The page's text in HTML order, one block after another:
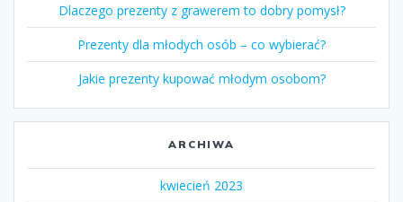
Dlaczego prezenty z grawerem to dobry pomysł?
Prezenty dla młodych osób – co wybierać?
Jakie prezenty kupować młodym osobom?
ARCHIWA
kwiecień 2023